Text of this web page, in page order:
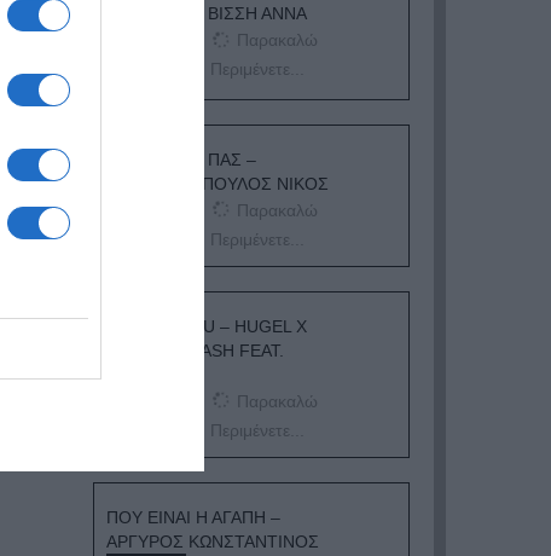
ΕΞΑΙΡΕΣΗ – ΒΙΣΣΗ ΑΝΝΑ
Παρακαλώ
Περιμένετε...
ΟΠΟΥ ΚΙ ΑΝ ΠΑΣ –
ΟΙΚΟΝΟΜΟΠΟΥΛΟΣ ΝΙΚΟΣ
Παρακαλώ
Περιμένετε...
I ADORE YOU – HUGEL X
TOPIC X ARASH FEAT.
Παρακαλώ
Περιμένετε...
ΠΟΥ ΕΙΝΑΙ Η ΑΓΑΠΗ –
ΑΡΓΥΡΟΣ ΚΩΝΣΤΑΝΤΙΝΟΣ